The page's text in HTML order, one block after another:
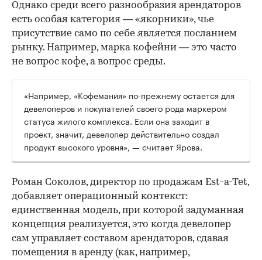
Однако среди всего разнообразия арендаторов
есть особая категория — «якорники», чье
присутствие само по себе является посланием
рынку. Например, марка кофейни — это часто
не вопрос кофе, а вопрос среды.
«Например, «Кофемания» по-прежнему остается для
девелоперов и покупателей своего рода маркером
статуса жилого комплекса. Если она заходит в
проект, значит, девелопер действительно создал
продукт высокого уровня», — считает Ярова.
Роман Соколов, директор по продажам Est-a-Tet,
добавляет операционный контекст:
единственная модель, при которой задуманная
концепция реализуется, это когда девелопер
сам управляет составом арендаторов, сдавая
помещения в аренду (как, например,